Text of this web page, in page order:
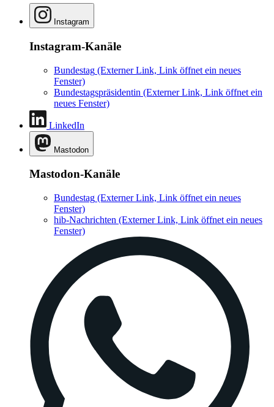
Instagram
Instagram-Kanäle
Bundestag (Externer Link, Link öffnet ein neues
Fenster)
Bundestagspräsidentin (Externer Link, Link öffnet ein
neues Fenster)
LinkedIn
Mastodon
Mastodon-Kanäle
Bundestag (Externer Link, Link öffnet ein neues
Fenster)
hib-Nachrichten (Externer Link, Link öffnet ein neues
Fenster)